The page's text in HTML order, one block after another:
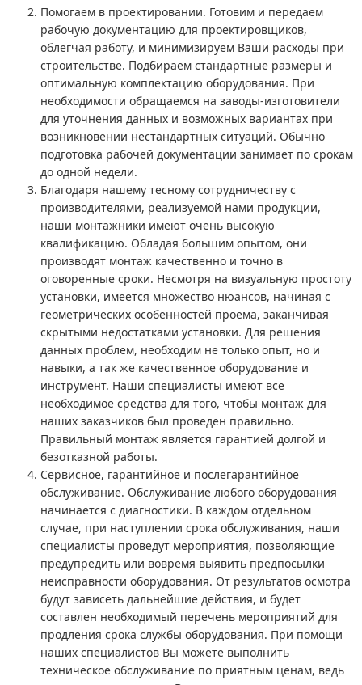
Помогаем в проектировании. Готовим и передаем
рабочую документацию для проектировщиков,
облегчая работу, и минимизируем Ваши расходы при
строительстве. Подбираем стандартные размеры и
оптимальную комплектацию оборудования. При
необходимости обращаемся на заводы-изготовители
для уточнения данных и возможных вариантах при
возникновении нестандартных ситуаций. Обычно
подготовка рабочей документации занимает по срокам
до одной недели.
Благодаря нашему тесному сотрудничеству с
производителями, реализуемой нами продукции,
наши монтажники имеют очень высокую
квалификацию. Обладая большим опытом, они
производят монтаж качественно и точно в
оговоренные сроки. Несмотря на визуальную простоту
установки, имеется множество нюансов, начиная с
геометрических особенностей проема, заканчивая
скрытыми недостатками установки. Для решения
данных проблем, необходим не только опыт, но и
навыки, а так же качественное оборудование и
инструмент. Наши специалисты имеют все
необходимое средства для того, чтобы монтаж для
наших заказчиков был проведен правильно.
Правильный монтаж является гарантией долгой и
безотказной работы.
Сервисное, гарантийное и послегарантийное
обслуживание. Обслуживание любого оборудования
начинается с диагностики. В каждом отдельном
случае, при наступлении срока обслуживания, наши
специалисты проведут мероприятия, позволяющие
предупредить или вовремя выявить предпосылки
неисправности оборудования. От результатов осмотра
будут зависеть дальнейшие действия, и будет
составлен необходимый перечень мероприятий для
продления срока службы оборудования. При помощи
наших специалистов Вы можете выполнить
техническое обслуживание по приятным ценам, ведь